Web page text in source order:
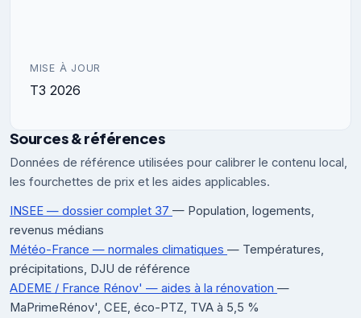
MISE À JOUR
T3 2026
Sources & références
Données de référence utilisées pour calibrer le contenu local,
les fourchettes de prix et les aides applicables.
INSEE — dossier complet 37 — Population, logements,
revenus médians
Météo-France — normales climatiques — Températures,
précipitations, DJU de référence
ADEME / France Rénov' — aides à la rénovation —
MaPrimeRénov', CEE, éco-PTZ, TVA à 5,5 %